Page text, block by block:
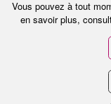
Experte des
Générale
Vous pouvez à tout
en savoir plus,